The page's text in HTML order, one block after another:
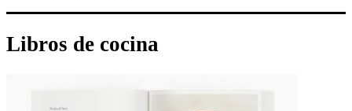
Libros de cocina